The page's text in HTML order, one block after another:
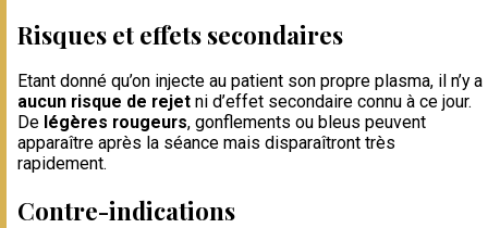
Risques et effets secondaires
Etant donné qu’on injecte au patient son propre plasma, il n’y a
aucun risque de rejet ni d’effet secondaire connu à ce jour.
De légères rougeurs, gonflements ou bleus peuvent
apparaître après la séance mais disparaîtront très
rapidement.
Contre-indications